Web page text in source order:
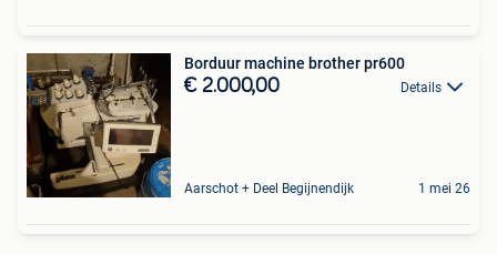
Borduur machine brother pr600
€ 2.000,00 Details
Aarschot + Deel Begijnendijk 1 mei 26